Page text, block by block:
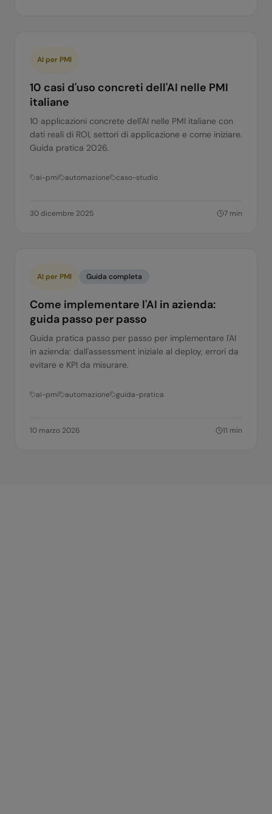
AI per PMI
10 casi d'uso concreti dell'AI nelle PMI
italiane
10 applicazioni concrete dell'AI nelle PMI italiane con
dati reali di ROI, settori di applicazione e come iniziare.
Guida pratica 2026.
ai-pmi automazione caso-studio
30 dicembre 2025 7 min
AI per PMI Guida completa
Come implementare l'AI in azienda:
guida passo per passo
Guida pratica passo per passo per implementare l'AI
in azienda: dall'assessment iniziale al deploy, errori da
evitare e KPI da misurare.
ai-pmi automazione guida-pratica
10 marzo 2026 11 min